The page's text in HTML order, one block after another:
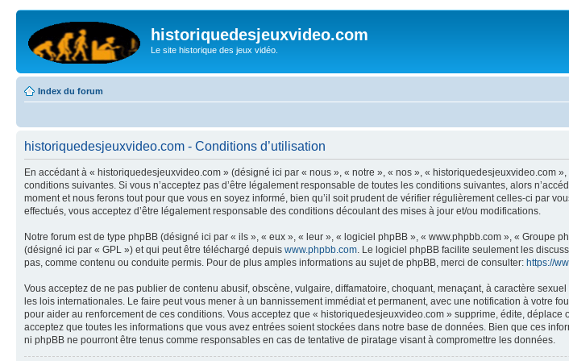
historiquedesjeuxvideo.com
Le site historique des jeux vidéo.
Index du forum
historiquedesjeuxvideo.com - Conditions d’utilisation
En accédant à « historiquedesjeuxvideo.com » (désigné ici par « nous », « notre », « nos », « historiquedesjeuxvideo.com
conditions suivantes. Si vous n’acceptez pas d’être légalement responsable de toutes les conditions suivantes, alors
moment et nous ferons tout pour que vous en soyez informé, bien qu’il soit prudent de vérifier régulièrement celles-ci par
effectués, vous acceptez d’être légalement responsable des conditions découlant des mises à jour et/ou modifications.
Notre forum est de type phpBB (désigné ici par « ils », « eux », « leur », « logiciel phpBB », « www.phpbb.com », « Groupe
(désigné ici par « GPL ») et qui peut être téléchargé depuis www.phpbb.com . Le logiciel phpBB facilite seulement les
pas, comme contenu ou conduite permis. Pour de plus amples informations au sujet de phpBB, merci de consulter: https://
Vous acceptez de ne pas publier de contenu abusif, obscène, vulgaire, diffamatoire, choquant, menaçant, à caractère
les lois internationales. Le faire peut vous mener à un bannissement immédiat et permanent, avec une notification à votre
pour aider au renforcement de ces conditions. Vous acceptez que « historiquedesjeuxvideo.com » supprime, édite,
acceptez que toutes les informations que vous avez entrées soient stockées dans notre base de données. Bien que ces
ni phpBB ne pourront être tenus comme responsables en cas de tentative de piratage visant à compromettre les données.